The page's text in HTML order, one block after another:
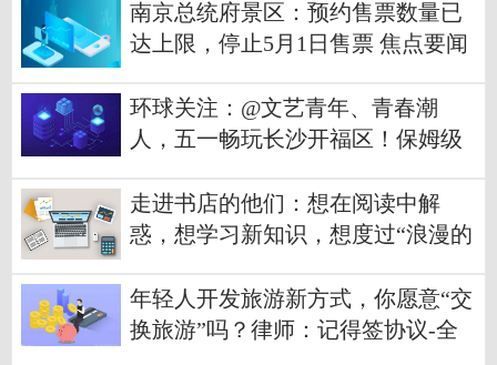
南京总统府景区：预约售票数量已
达上限，停止5月1日售票 焦点要闻
环球关注：@文艺青年、青春潮
人，五一畅玩长沙开福区！保姆级
走进书店的他们：想在阅读中解
惑，想学习新知识，想度过“浪漫的
年轻人开发旅游新方式，你愿意“交
换旅游”吗？律师：记得签协议-全